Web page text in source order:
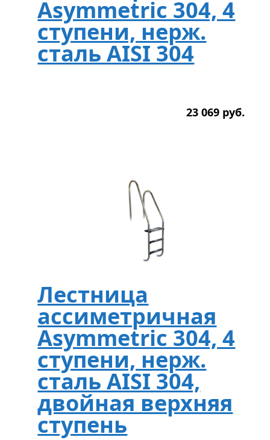
Asymmetric 304, 4
ступени, нерж.
сталь AISI 304
23 069 руб.
Лестница
ассиметричная
Asymmetric 304, 4
ступени, нерж.
сталь AISI 304,
двойная верхняя
ступень